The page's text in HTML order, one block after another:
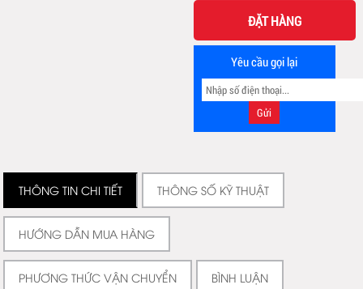
ĐẶT HÀNG
Yêu cầu gọi lại
THÔNG TIN CHI TIẾT THÔNG SỐ KỸ THUẬT
HƯỚNG DẪN MUA HÀNG
PHƯƠNG THỨC VẬN CHUYỂN BÌNH LUẬN